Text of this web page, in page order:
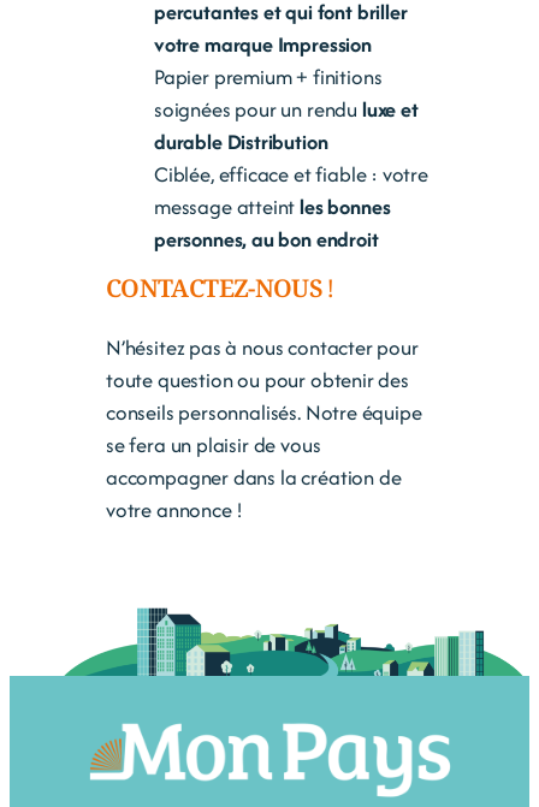
percutantes et qui font briller
votre marque Impression
Papier premium + finitions
soignées pour un rendu luxe et
durable Distribution
Ciblée, efficace et fiable : votre
message atteintles bonnes
personnes, au bon endroit
CONTACTEZ-NOUS !
N’hésitez pas à nous contacter pour
toute question ou pour obtenir des
conseils personnalisés. Notre équipe
se fera un plaisir de vous
accompagner dans la création de
votre annonce !